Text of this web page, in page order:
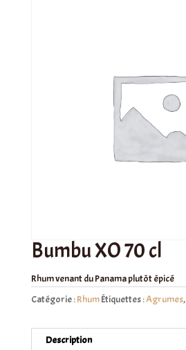
Bumbu XO 70 cl
Rhum venant du Panama plutôt épicé
Catégorie :RhumÉtiquettes :Agrumes,
Description